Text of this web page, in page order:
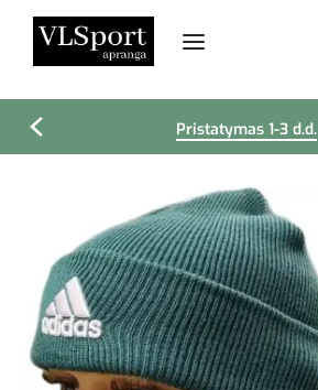
Pristatymas 1-3 d.d.